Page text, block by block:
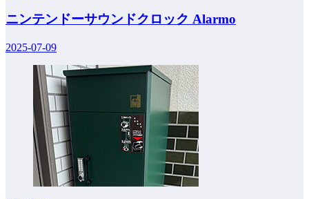
ニンテンドーサウンドクロック Alarmo
2025-07-09